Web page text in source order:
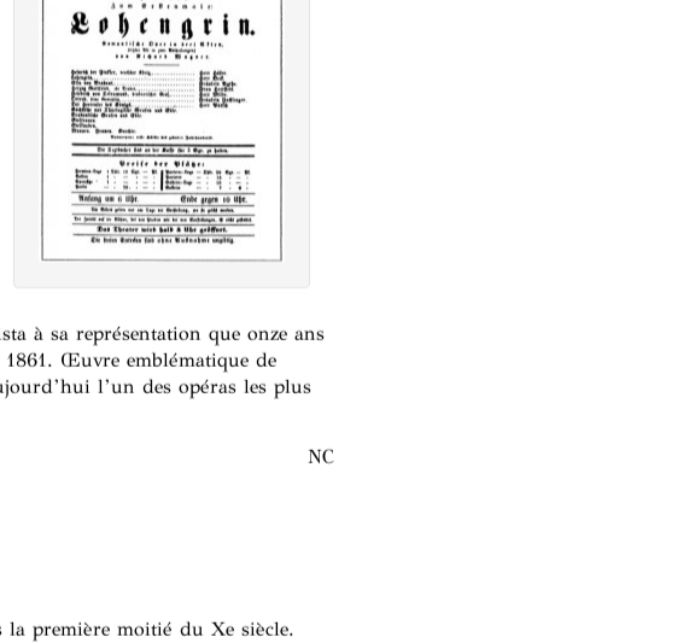
à sa représentation que onze ans
Œuvre emblématique de
l’un des opéras les plus
NC
la première moitié du Xe siècle.